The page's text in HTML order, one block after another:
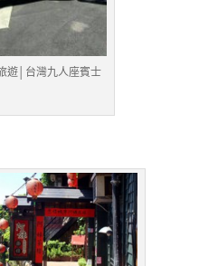
遊│台灣九人座賓士